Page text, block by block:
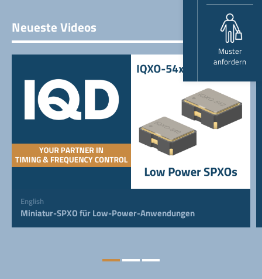
Muster
anfordern
Neueste Videos
English
Miniatur-SPXO für Low-Power-Anwendungen